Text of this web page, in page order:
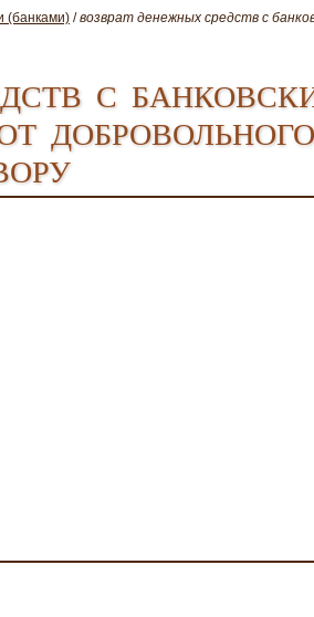
(банками) /возврат денежных средств с
с